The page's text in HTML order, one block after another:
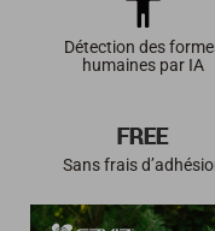
Détection des
humaines par IA
Sans frais